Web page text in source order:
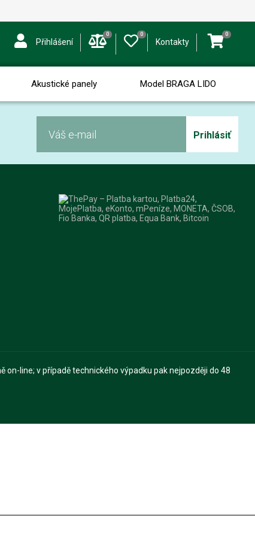
Přihlášení
0 0
Kontakty
0
Akustické panely Model BRAGA LIDO
Prihlásiť
line; v případě technického výpadku pak nejpozději do 48